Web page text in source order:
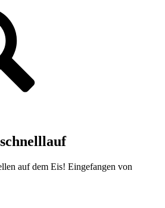
auf dem Eis! Eingefangen von